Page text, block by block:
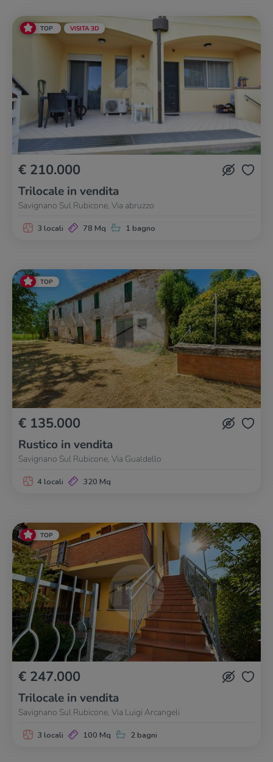
TOP VISITA 3D
€ 210.000
Trilocale in vendita
Savignano Sul Rubicone, Via abruzzo
3 locali 78 Mq 1 bagno
TOP
€ 135.000
Rustico in vendita
Savignano Sul Rubicone, Via Gualdello
4 locali 320 Mq
TOP
€ 247.000
Trilocale in vendita
Savignano Sul Rubicone, Via Luigi Arcangeli
3 locali 100 Mq 2 bagni